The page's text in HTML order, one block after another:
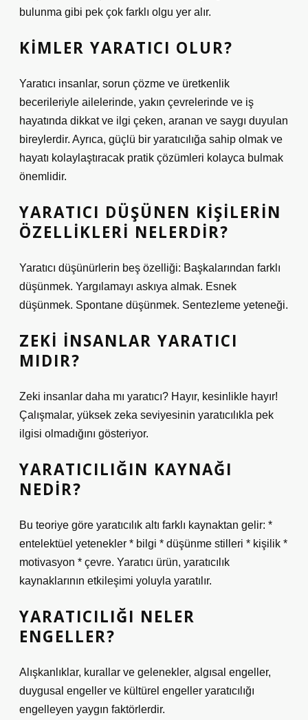
bulunma gibi pek çok farklı olgu yer alır.
KIMLER YARATICI OLUR?
Yaratıcı insanlar, sorun çözme ve üretkenlik
becerileriyle ailelerinde, yakın çevrelerinde ve iş
hayatında dikkat ve ilgi çeken, aranan ve saygı duyulan
bireylerdir. Ayrıca, güçlü bir yaratıcılığa sahip olmak ve
hayatı kolaylaştıracak pratik çözümleri kolayca bulmak
önemlidir.
YARATICI DÜŞÜNEN KIŞILERIN
ÖZELLIKLERI NELERDIR?
Yaratıcı düşünürlerin beş özelliği: Başkalarından farklı
düşünmek. Yargılamayı askıya almak. Esnek
düşünmek. Spontane düşünmek. Sentezleme yeteneği.
ZEKI INSANLAR YARATICI
MIDIR?
Zeki insanlar daha mı yaratıcı? Hayır, kesinlikle hayır!
Çalışmalar, yüksek zeka seviyesinin yaratıcılıkla pek
ilgisi olmadığını gösteriyor.
YARATICILIĞIN KAYNAĞI
NEDIR?
Bu teoriye göre yaratıcılık altı farklı kaynaktan gelir: *
entelektüel yetenekler * bilgi * düşünme stilleri * kişilik *
motivasyon * çevre. Yaratıcı ürün, yaratıcılık
kaynaklarının etkileşimi yoluyla yaratılır.
YARATICILIĞI NELER
ENGELLER?
Alışkanlıklar, kurallar ve gelenekler, algısal engeller,
duygusal engeller ve kültürel engeller yaratıcılığı
engelleyen yaygın faktörlerdir.